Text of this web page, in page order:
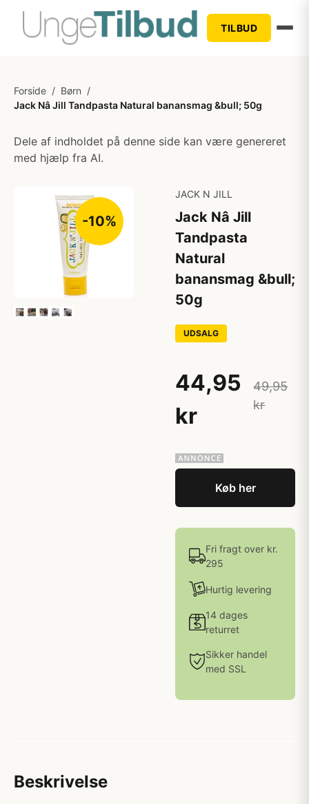
TILBUD
Forside / Børn /
Jack Nâ Jill Tandpasta Natural banansmag &bull; 50g
Dele af indholdet på denne side kan være genereret
med hjælp fra AI.
-10%
JACK N JILL
Jack Nâ Jill
Tandpasta
Natural
banansmag &bull;
50g
UDSALG
44,95
kr
49,95
kr
Køb her
Fri fragt over kr.
295
Hurtig levering
14 dages
returret
Sikker handel
med SSL
Beskrivelse